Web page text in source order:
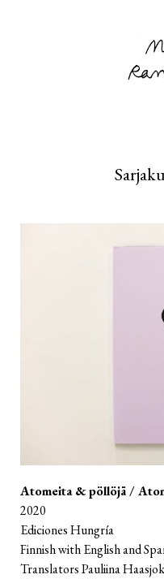
Atomeita & pöllöjä /
2020
Ediciones Hungría
Finnish with English and
Translators Pauliina